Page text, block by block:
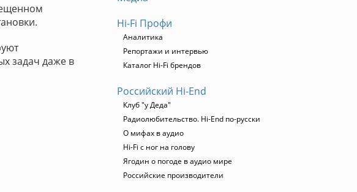
задач даже в
Hi-Fi Профи
Аналитика
Репортажи и интервью
Каталог Hi-Fi брендов
Российский Hi-End
Клуб "у Деда"
Радиолюбительство. Hi-End по-русски
О мифах в аудио
Hi-Fi с ног на голову
Ягодин о погоде в аудио мире
Российские производители